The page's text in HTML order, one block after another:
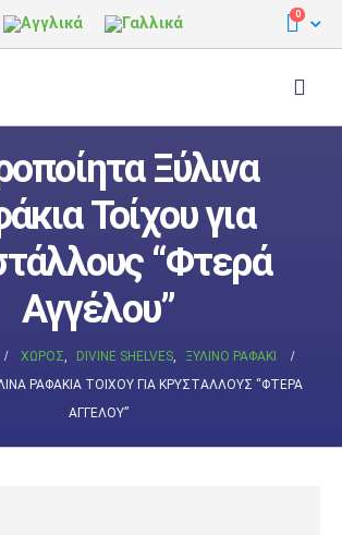
0
Ξύλινα
Τοίχου για
“Φτερά
Αγγέλου”
ΧΏΡΟΣ, DIVINE SHELVES,
ΞΎΛΙΝΟ ΡΑΦΆΚΙ
ΡΑΦΆΚΙΑ ΤΟΊΧΟΥ ΓΙΑ ΚΡΥΣΤΆΛΛΟΥΣ “ΦΤΕΡΆ
ΑΓΓΈΛΟΥ”